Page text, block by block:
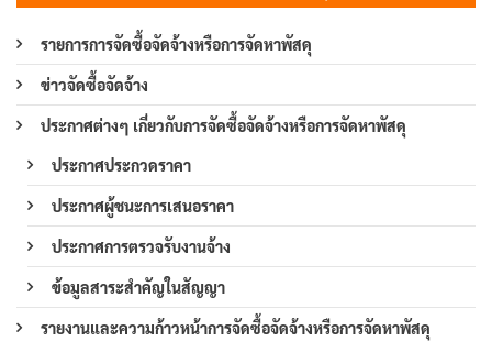
รายการการจัดซื้อจัดจ้างหรือการจัดหาพัสดุ
ข่าวจัดซื้อจัดจ้าง
ประกาศต่างๆ เกี่ยวกับการจัดซื้อจัดจ้างหรือการจัดหาพัสดุ
ประกาศประกวดราคา
ประกาศผู้ชนะการเสนอราคา
ประกาศการตรวจรับงานจ้าง
ข้อมูลสาระสำคัญในสัญญา
รายงานและความก้าวหน้าการจัดซื้อจัดจ้างหรือการจัดหาพัสดุ